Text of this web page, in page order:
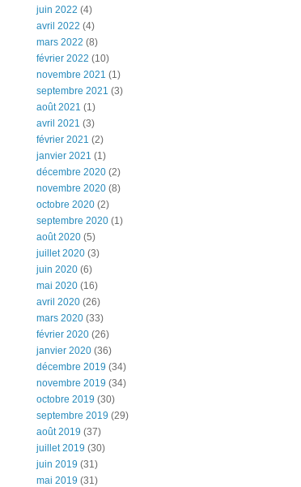
juin 2022 (4)
avril 2022 (4)
mars 2022 (8)
février 2022 (10)
novembre 2021 (1)
septembre 2021 (3)
août 2021 (1)
avril 2021 (3)
février 2021 (2)
janvier 2021 (1)
décembre 2020 (2)
novembre 2020 (8)
octobre 2020 (2)
septembre 2020 (1)
août 2020 (5)
juillet 2020 (3)
juin 2020 (6)
mai 2020 (16)
avril 2020 (26)
mars 2020 (33)
février 2020 (26)
janvier 2020 (36)
décembre 2019 (34)
novembre 2019 (34)
octobre 2019 (30)
septembre 2019 (29)
août 2019 (37)
juillet 2019 (30)
juin 2019 (31)
mai 2019 (31)